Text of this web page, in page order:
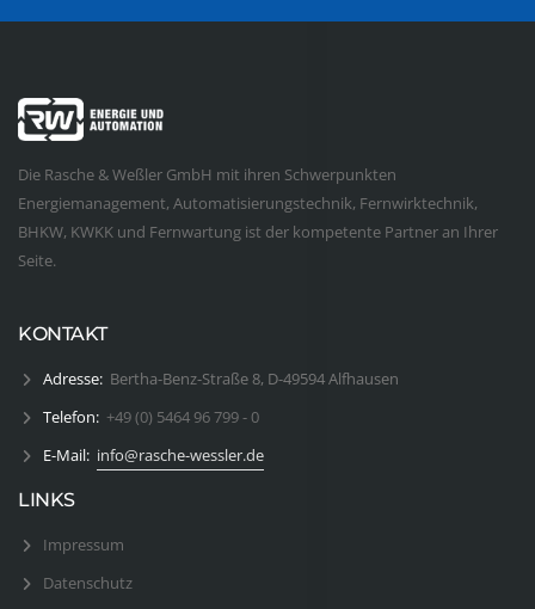
Die Rasche & Weßler GmbH mit ihren Schwerpunkten
Energiemanagement, Automatisierungstechnik, Fernwirktechnik,
BHKW, KWKK und Fernwartung ist der kompetente Partner an Ihrer
Seite.
KONTAKT
Adresse: Bertha-Benz-Straße 8, D-49594 Alfhausen
Telefon: +49 (0) 5464 96 799 - 0
E-Mail: info@rasche-wessler.de
LINKS
Impressum
Datenschutz